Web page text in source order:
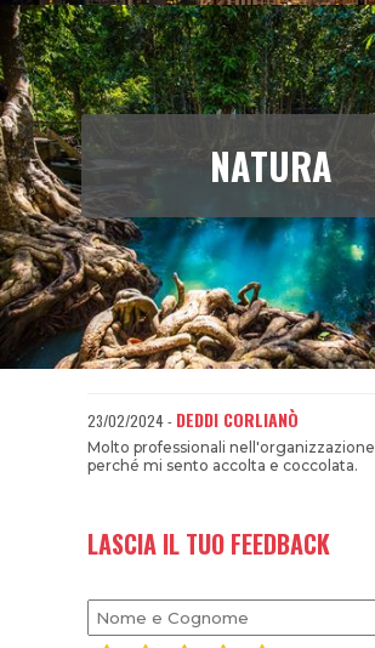
NATURA
23/02/2024 - DEDDI CORLIANÒ
Molto professionali
perché mi sento accolta e coccolata.
LASCIA IL TUO FEEDBACK